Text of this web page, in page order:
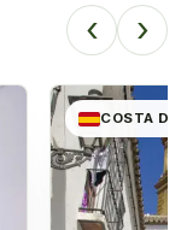
‹ ›
COSTA